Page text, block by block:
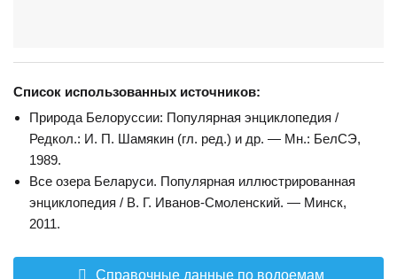
Список использованных источников:
Природа Белоруссии: Популярная энциклопедия /
Редкол.: И. П. Шамякин (гл. ред.) и др. — Мн.: БелСЭ,
1989.
Все озера Беларуси. Популярная иллюстрированная
энциклопедия / В. Г. Иванов-Смоленский. — Минск,
2011.
Справочные данные по водоемам